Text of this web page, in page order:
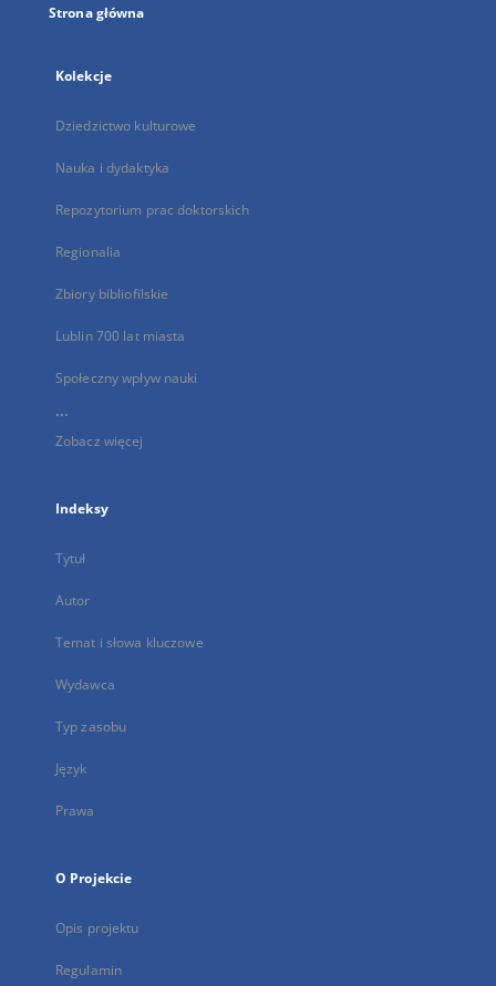
Strona główna
Kolekcje
Dziedzictwo kulturowe
Nauka i dydaktyka
Repozytorium prac doktorskich
Regionalia
Zbiory bibliofilskie
Lublin 700 lat miasta
Społeczny wpływ nauki
...
Zobacz więcej
Indeksy
Tytuł
Autor
Temat i słowa kluczowe
Wydawca
Typ zasobu
Język
Prawa
O Projekcie
Opis projektu
Regulamin